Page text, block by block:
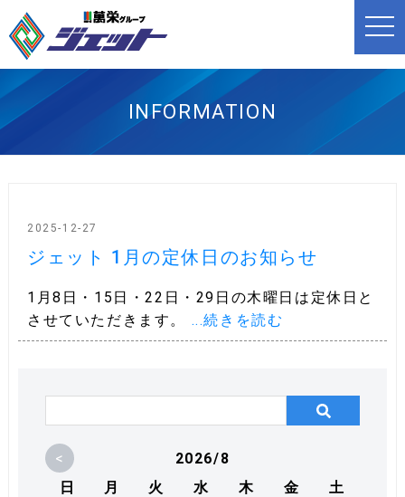
t
o
n
g
INFORMATION
2025-12-27
ジェット 1月の定休日のお知らせ
1月8日・15日・22日・29日の木曜日は定休日と
させていただきます。 ...続きを読む
<
2026/8
日
月 火 水 木 金
土